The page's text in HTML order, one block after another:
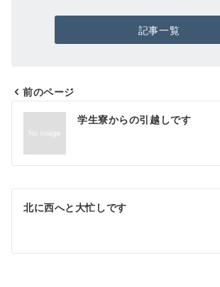
記事一覧
投
ナ
ビ
ゲ
シ
前のページ
学生寮からの引越しです
北に西へと大忙しです